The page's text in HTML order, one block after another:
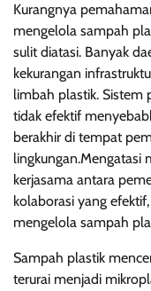
Kurangnya
mengelola sampah
sulit diatasi. Banyak
kekurangan
limbah plastik. Sistem
tidak efektif
berakhir di tempat
lingkungan.Mengatasi
kerjasama antara
kolaborasi yang
mengelola sampah
Sampah plastik
terurai menjadi